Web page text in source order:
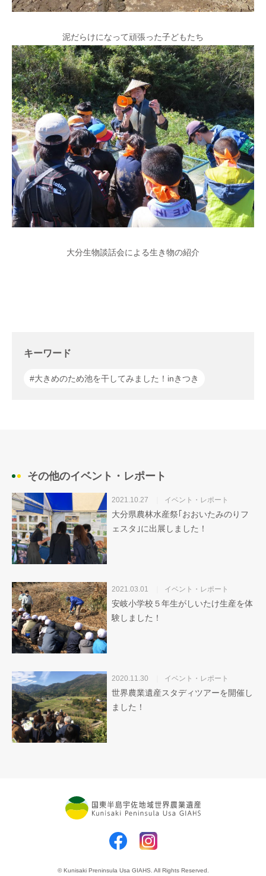
泥だらけになって頑張った子どもたち
大分生物談話会による生き物の紹介
キーワード
#大きめのため池を干してみました！inきつき
その他のイベント・レポート
2021.10.27 イベント・レポート
大分県農林水産祭｢おおいたみのりフ
ェスタ｣に出展しました！
2021.03.01 イベント・レポート
安岐小学校５年生がしいたけ生産を体
験しました！
2020.11.30 イベント・レポート
世界農業遺産スタディツアーを開催し
ました！
© Kunisaki Preninsula Usa GIAHS. All Rights Reserved.